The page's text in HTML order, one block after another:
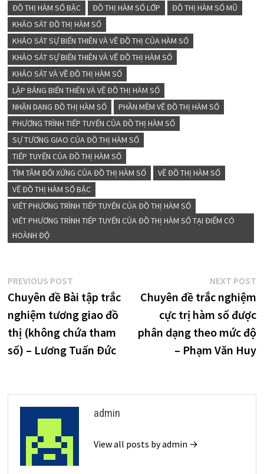
ĐỒ THỊ HÀM SỐ BẬC
ĐỒ THỊ HÀM SỐ LỚP
ĐỒ THỊ HÀM SỐ MŨ
KHẢO SÁT ĐỒ THỊ HÀM SỐ
KHẢO SÁT SỰ BIẾN THIÊN VÀ VẼ ĐỒ THỊ CỦA HÀM SỐ
KHẢO SÁT SỰ BIẾN THIÊN VÀ VẼ ĐỒ THỊ HÀM SỐ
KHẢO SÁT VÀ VẼ ĐỒ THỊ HÀM SỐ
LẬP BẢNG BIẾN THIÊN VÀ VẼ ĐỒ THỊ HÀM SỐ
NHẬN DẠNG ĐỒ THỊ HÀM SỐ
PHẦN MỀM VẼ ĐỒ THỊ HÀM SỐ
PHƯƠNG TRÌNH TIẾP TUYẾN CỦA ĐỒ THỊ HÀM SỐ
SỰ TƯƠNG GIAO CỦA ĐỒ THỊ HÀM SỐ
TIẾP TUYẾN CỦA ĐỒ THỊ HÀM SỐ
TÌM TÂM ĐỐI XỨNG CỦA ĐỒ THỊ HÀM SỐ
VẼ ĐỒ THỊ HÀM SỐ
VẼ ĐỒ THỊ HÀM SỐ BẬC
VIẾT PHƯƠNG TRÌNH TIẾP TUYẾN CỦA ĐỒ THỊ HÀM SỐ
VIẾT PHƯƠNG TRÌNH TIẾP TUYẾN CỦA ĐỒ THỊ HÀM SỐ TẠI ĐIỂM CÓ
HOÀNH ĐỘ
Điều
hướng
bài
viết
PREVIOUS POSTPrevious
post:
Chuyên đề Bài tập trắc
nghiệm tương giao đồ
thị (không chứa tham
số) – Lương Tuấn Đức
NEXT POST
Chuyên đề trắc nghiệm
cực trị hàm số được
phân dạng theo mức độ
– Phạm Văn Huy
admin
View all posts by admin →